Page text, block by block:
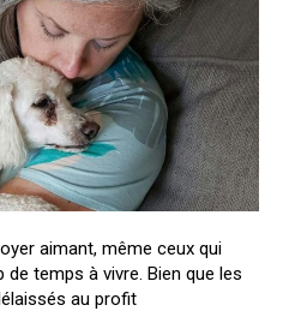
aimant, même ceux qui
de temps à vivre. Bien que les
au profit